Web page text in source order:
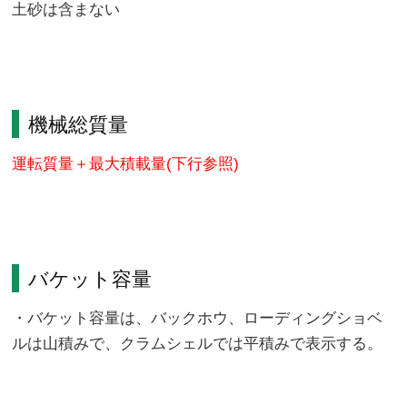
土砂は含まない
機械総質量
運転質量＋最大積載量(下行参照)
バケット容量
・バケット容量は、バックホウ、ローディングショベ
ルは山積みで、クラムシェルでは平積みで表示する。